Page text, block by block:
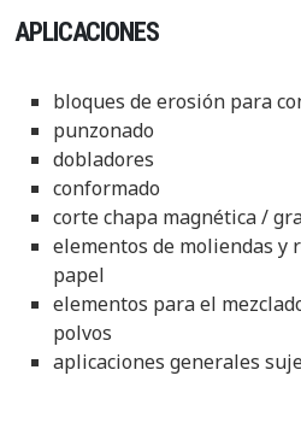
APLICACIONES
bloques de erosión para
punzonado
dobladores
conformado
corte chapa magnética /
elementos de moliendas y
papel
elementos para el
polvos
aplicaciones generales